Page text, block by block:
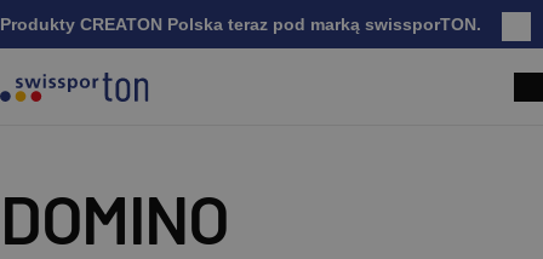
Produkty CREATON Polska teraz pod marką swissporTON.
DOMINO